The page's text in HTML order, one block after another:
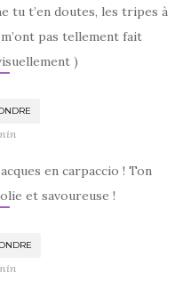
tu t’en doutes, les tripes à
pas tellement fait
)
en carpaccio ! Ton
et savoureuse !